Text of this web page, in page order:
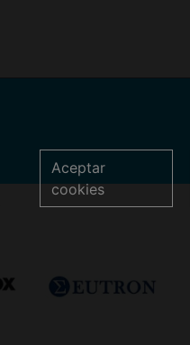
Aceptar
cookies